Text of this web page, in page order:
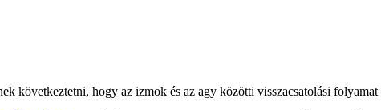
következtetni, hogy az izmok és az agy közötti visszacsatolási